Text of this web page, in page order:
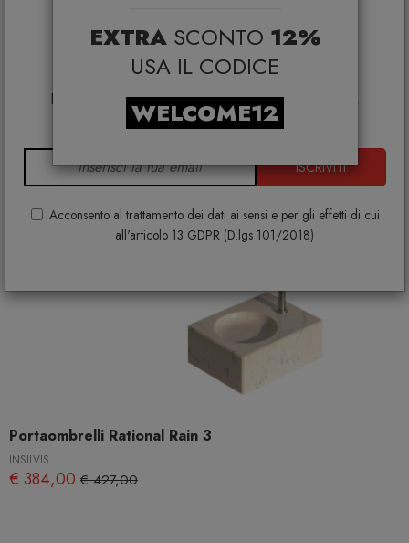
*Coupon non cumulabile con altre promo e non
applicabile su:
Smeg, Bontempi Casa, Samsonite, BBB Italia,
Franke, Gufram, Memphis, Plust, Samsung, Faber,
Dunavox, Zafferano, VG, Slide
ISCRIVITI
Acconsento al trattamento dei dati ai sensi e per gli effetti di cui
all'articolo 13 GDPR (D.lgs 101/2018)
EXTRA SCONTO 12%
USA IL CODICE
WELCOME12
Portaombrelli Rational Rain 3
INSILVIS
€ 384,00 € 427,00